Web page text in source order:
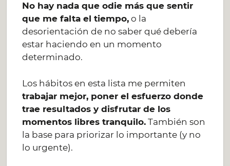
No hay nada que odie más que sentir
que me falta el tiempo, o la
desorientación de no saber qué debería
estar haciendo en un momento
determinado.
Los hábitos en esta lista me permiten
trabajar mejor, poner el esfuerzo donde
trae resultados y disfrutar de los
momentos libres tranquilo. También son
la base para priorizar lo importante (y no
lo urgente).